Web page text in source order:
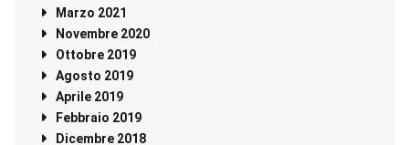
Marzo 2021
Novembre 2020
Ottobre 2019
Agosto 2019
Aprile 2019
Febbraio 2019
Dicembre 2018